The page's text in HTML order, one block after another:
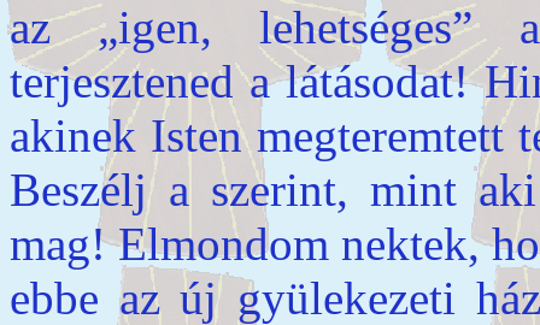
az „igen,
terjesztened a látásodat!
akinek Isten megteremtett
Beszélj a szerint, mint
mag! Elmondom nektek,
ebbe az új gyülekezeti